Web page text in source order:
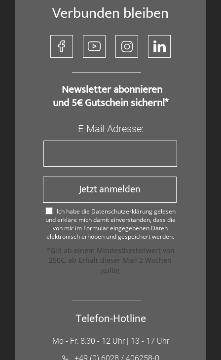
Verbunden bleiben
​ Newsletter abonnieren
und 5€ Gutschein sichern!*
E-Mail-Adresse:
Jetzt anmelden
Ich habe die Datenschutzerklärung gelesen
und erkläre mich damit einverstanden, dass die
von mir im Formular eingegebenen Daten
elektronisch erhoben und gespeichert werden.
*Gilt ab einem Mindestbestellwert von
250€, ab Erhalt dieser Mail 2 Wochen
gültig
Telefon-Hotline
Mo - Fr: 8:30 - 12 Uhr | 13 - 17 Uhr